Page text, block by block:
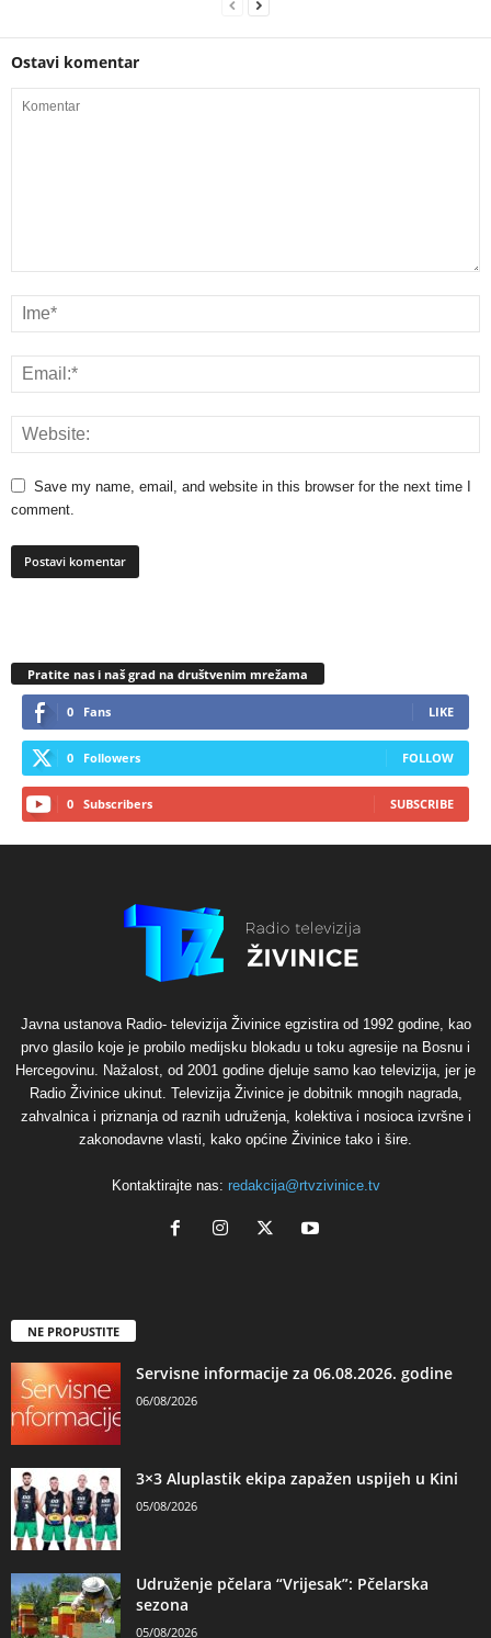
Ostavi komentar
Save my name, email, and website in this browser for the next time I
comment.
Pratite nas i naš grad na društvenim mrežama
0 Fans LIKE
0 Followers FOLLOW
0 Subscribers SUBSCRIBE
Javna ustanova Radio- televizija Živinice egzistira od 1992 godine, kao
prvo glasilo koje je probilo medijsku blokadu u toku agresije na Bosnu i
Hercegovinu. Nažalost, od 2001 godine djeluje samo kao televizija, jer je
Radio Živinice ukinut. Televizija Živinice je dobitnik mnogih nagrada,
zahvalnica i priznanja od raznih udruženja, kolektiva i nosioca izvršne i
zakonodavne vlasti, kako općine Živinice tako i šire.
Kontaktirajte nas: redakcija@rtvzivinice.tv
NE PROPUSTITE
Servisne informacije za 06.08.2026. godine
06/08/2026
3×3 Aluplastik ekipa zapažen uspijeh u Kini
05/08/2026
Udruženje pčelara “Vrijesak”: Pčelarska
sezona
05/08/2026